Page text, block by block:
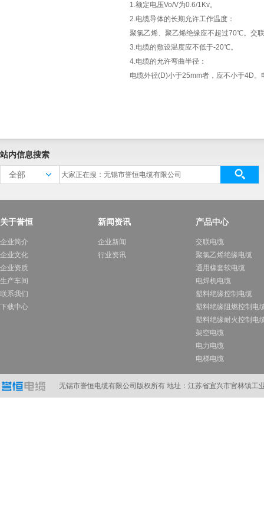
1.额定电压Vo/V为0.6/1Kv。
2.电缆导体的长期允许工作温度：
聚氯乙烯、聚乙烯绝缘应不超过70℃。交
3.电缆的敷设温度应不低于-20℃。
4.电缆的允许弯曲半径：
电缆外径(D)小于25mm者，应不小于4D
站内信息搜索
全部
关于誉恒
企业简介
企业文化
企业资质
生产车间
联系我们
下载中心
新闻资讯
企业新闻
行业资讯
产品中心
交联电缆
聚氯乙烯绝缘电缆
通用橡套软电缆
电焊机电缆
塑料绝缘控制电缆
塑料绝缘阻燃控制电
塑料绝缘耐火控制电
架空电缆
电力电缆
电梯电缆
在线订购
无锡市誉恒电缆有限公司版权所有 地址：江苏省宜兴市官林镇